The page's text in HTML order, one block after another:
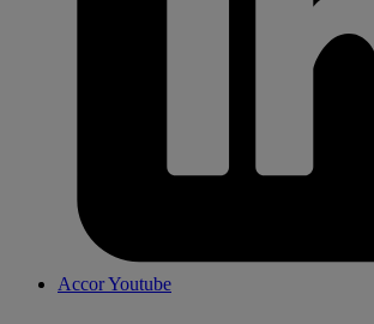
Accor Youtube